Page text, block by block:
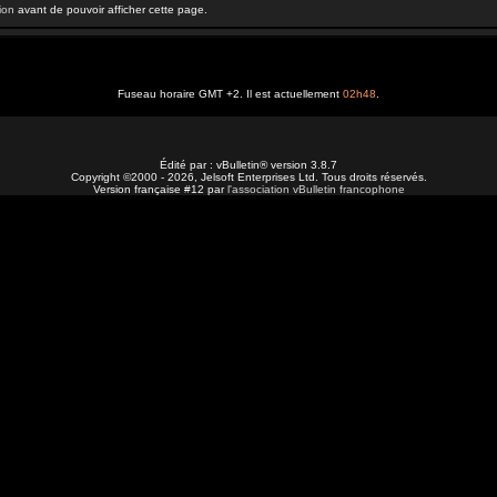
avant de pouvoir afficher cette page.
Fuseau horaire GMT +2. Il est actuellement 02h48
Édité par : vBulletin® version 3.8.7
Copyright ©2000 - 2026, Jelsoft Enterprises Ltd. Tous droits réservés.
Version française #12 parl'association vBulletin francophone